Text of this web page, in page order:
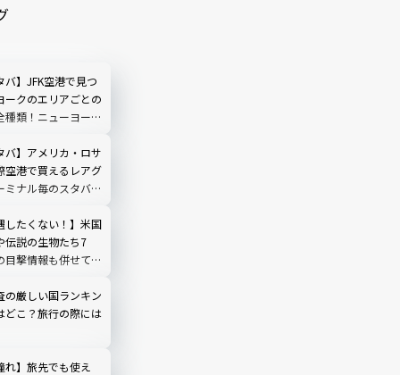
バ】JFK空港で見つ
ークのエリアごとの
種類！ニューヨーク
バ】アメリカ・ロサ
空港で買えるレアグ
ミナル毎のスタバ情
したくない！】米国
伝説の生物たち7
撃情報も併せて紹
の厳しい国ランキン
どこ？旅行の際には
れ】旅先でも使え